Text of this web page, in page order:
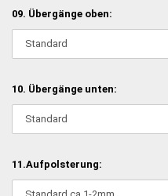
09. Übergänge oben:
10. Übergänge unten:
11.Aufpolsterung: